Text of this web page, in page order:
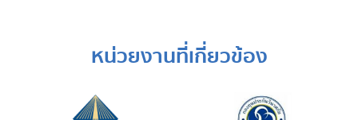
หน่วยงานที่เกี่ยวข้อง